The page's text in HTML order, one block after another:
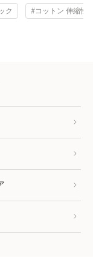
ク #コットン 伸縮性